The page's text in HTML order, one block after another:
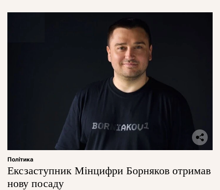
Політика
Ексзаступник Мінцифри Борняков отримав
нову посаду